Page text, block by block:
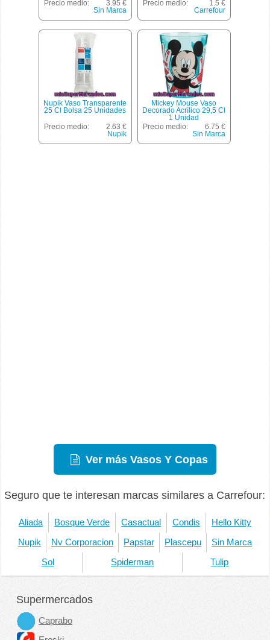
Precio medio:
3.95 €
Sin Marca
Precio medio:
1.5 €
Carrefour
Nupik Vaso Transparente
25 Cl Bolsa 25 Unidades
Precio medio:
2.63 €
Nupik
Mickey Mouse Vaso
Decorado Acrílico 29,5 Cl
1 Unidad
Precio medio:
6.75 €
Sin Marca
Ver más Vasos Y Copas
Seguro que te interesan marcas similares a Carrefour:
Aliada Bosque Verde Casactual Condis Hello Kitty
Nupik Nv Corporacion Papstar Plascepu Sin Marca
Sol Spiderman Tulip
Supermercados
Caprabo